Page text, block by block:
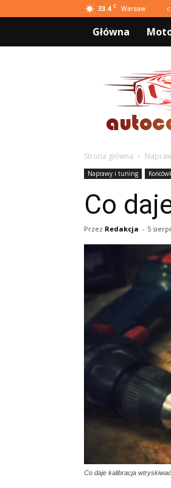
33.4 C Warsaw
Główna
AutoCacko.pl
Strona główna
Naprawy i tuning
Co
Przez Redakcja - 5
Co daje kalibracja